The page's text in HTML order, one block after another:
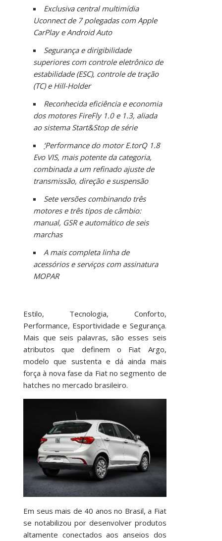
Exclusiva central multimídia
Uconnect de 7 polegadas com Apple
CarPlay e Android Auto
Segurança e dirigibilidade
superiores com controle eletrônico de
estabilidade (ESC), controle de tração
(TC) e Hill-Holder
Reconhecida eficiência e economia
dos motores FireFly 1.0 e 1.3, aliada
ao sistema Start&Stop de série
‘Performance do motor E.torQ 1.8
Evo VIS, mais potente da categoria,
combinada a um refinado ajuste de
transmissão, direção e suspensão
Sete versões combinando três
motores e três tipos de câmbio:
manual, GSR e automático de seis
marchas
A mais completa linha de
acessórios e serviços com assinatura
MOPAR
Estilo, Tecnologia, Conforto,
Performance, Esportividade e Segurança.
Mais que seis palavras, são esses seis
atributos que definem o Fiat Argo,
modelo que sustenta e dá ainda mais
força à nova fase da Fiat no segmento de
hatches no mercado brasileiro.
Em seus mais de 40 anos no Brasil, a Fiat
se notabilizou por desenvolver produtos
altamente conectados aos anseios dos